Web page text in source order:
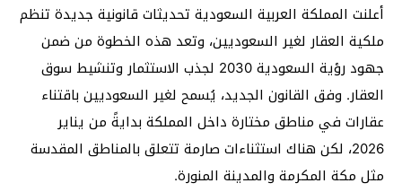
أعلنت المملكة العربية السعودية تحديثات قانونية جديدة تنظم
ملكية العقار لغير السعوديين، وتعد هذه الخطوة من ضمن
جهود رؤية السعودية 2030 لجذب الاستثمار وتنشيط سوق
العقار. وفق القانون الجديد، يُسمح لغير السعوديين باقتناء
عقارات في مناطق مختارة داخل المملكة بدايةً من يناير
2026، لكن هناك استثناءات صارمة تتعلق بالمناطق المقدسة
مثل مكة المكرمة والمدينة المنورة.